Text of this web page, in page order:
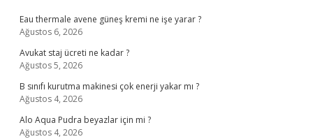
Eau thermale avene güneş kremi ne işe yarar ?
Ağustos 6, 2026
Avukat staj ücreti ne kadar ?
Ağustos 5, 2026
B sınıfı kurutma makinesi çok enerji yakar mı ?
Ağustos 4, 2026
Alo Aqua Pudra beyazlar için mi ?
Ağustos 4, 2026